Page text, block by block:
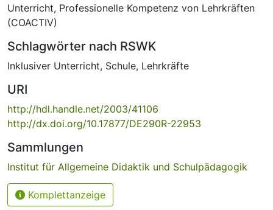
Unterricht, Professionelle Kompetenz von Lehrkräften
(COACTIV)
Schlagwörter nach RSWK
Inklusiver Unterricht, Schule, Lehrkräfte
URI
http://hdl.handle.net/2003/41106
http://dx.doi.org/10.17877/DE290R-22953
Sammlungen
Institut für Allgemeine Didaktik und Schulpädagogik
Komplettanzeige